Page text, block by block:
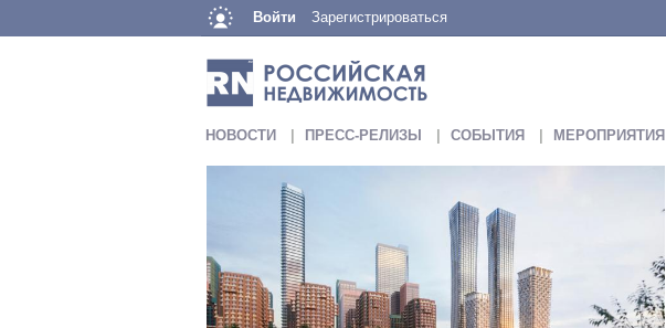
Войти Зарегистрироваться
НОВОСТИ ПРЕСС-РЕЛИЗЫ СОБЫТИЯ МЕРОПРИЯТИЯ